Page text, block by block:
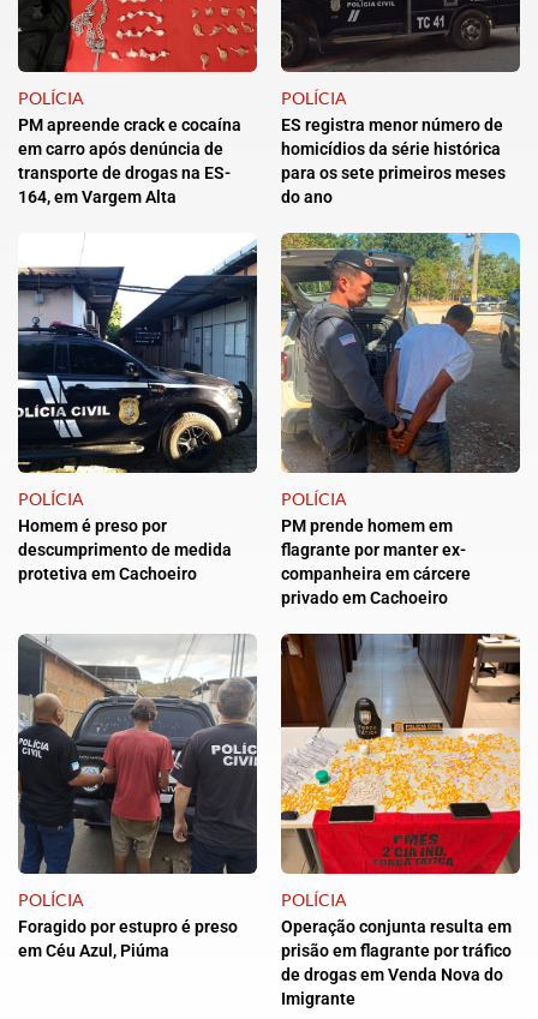
POLÍCIA
PM apreende crack e cocaína
em carro após denúncia de
transporte de drogas na ES-
164, em Vargem Alta
POLÍCIA
ES registra menor número de
homicídios da série histórica
para os sete primeiros meses
do ano
POLÍCIA
Homem é preso por
descumprimento de medida
protetiva em Cachoeiro
POLÍCIA
PM prende homem em
flagrante por manter ex-
companheira em cárcere
privado em Cachoeiro
POLÍCIA
Foragido por estupro é preso
em Céu Azul, Piúma
POLÍCIA
Operação conjunta resulta em
prisão em flagrante por tráfico
de drogas em Venda Nova do
Imigrante